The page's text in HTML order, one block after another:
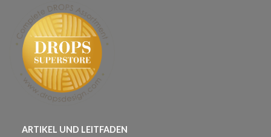
ARTIKEL UND LEITFADEN